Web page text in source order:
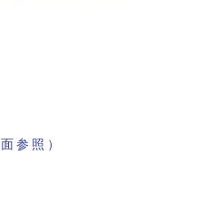
参照）